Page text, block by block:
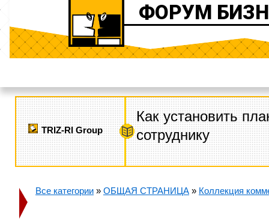
ФОРУМ
TRIZ-RI Group
Как установить
сотруднику
Все категории » ОБЩАЯ СТРАНИЦА » Коллекция